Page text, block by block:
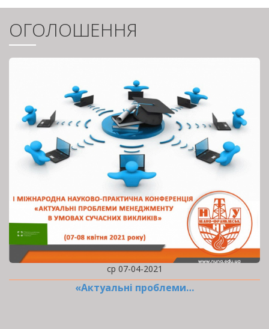
ОГОЛОШЕННЯ
ср 07-04-2021
«Актуальні проблеми…